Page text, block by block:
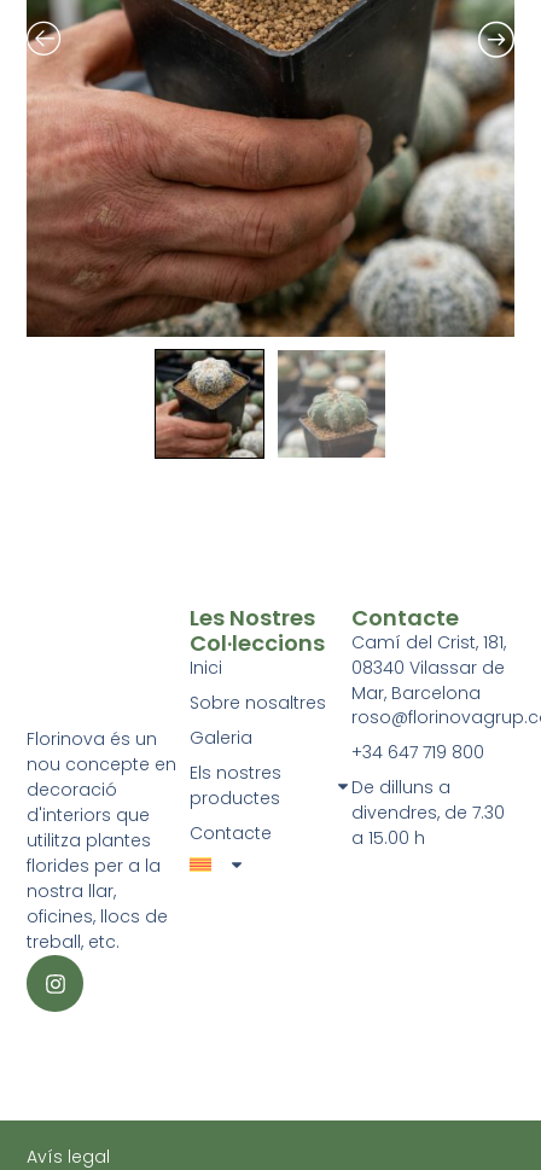
Florinova és un
nou concepte en
decoració
d'interiors que
utilitza plantes
florides per a la
nostra llar,
oficines, llocs de
treball, etc.
Les Nostres
Col·leccions
Inici
Sobre nosaltres
Galeria
Els nostres
productes
Contacte
Contacte
Camí del Crist, 181,
08340 Vilassar de
Mar, Barcelona
+34 647 719 800
De dilluns a
divendres, de 7.30
a 15.00 h
Avís legal